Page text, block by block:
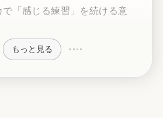
で「感じる練習」を続ける意
もっと見る